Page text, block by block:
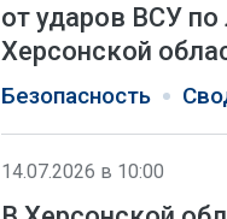
от ударов ВСУ
Херсонской
Безопасность
14.07.2026 в 10:00